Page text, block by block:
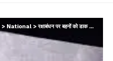
> National >रक्षाबंधन पर बहनों को डाक विभाग का तोहफा, लाया वाटरप्रूफ लिफाफे